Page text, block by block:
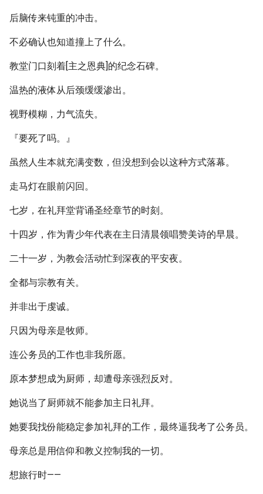
后脑传来钝重的冲击。
不必确认也知道撞上了什么。
教堂门口刻着[主之恩典]的纪念石碑。
温热的液体从后颈缓缓渗出。
视野模糊，力气流失。
『要死了吗。』
虽然人生本就充满变数，但没想到会以这种方式落幕。
走马灯在眼前闪回。
七岁，在礼拜堂背诵圣经章节的时刻。
十四岁，作为青少年代表在主日清晨领唱赞美诗的早晨。
二十一岁，为教会活动忙到深夜的平安夜。
全都与宗教有关。
并非出于虔诚。
只因为母亲是牧师。
连公务员的工作也非我所愿。
原本梦想成为厨师，却遭母亲强烈反对。
她说当了厨师就不能参加主日礼拜。
她要我找份能稳定参加礼拜的工作，最终逼我考了公务员。
母亲总是用信仰和教义控制我的一切。
想旅行时——